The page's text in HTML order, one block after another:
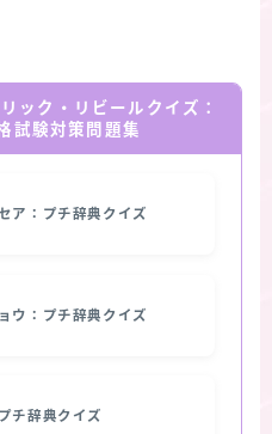
ック・リビールクイズ：
試験対策問題集
ア：プチ辞典クイズ
ウ：プチ辞典クイズ
チ辞典クイズ